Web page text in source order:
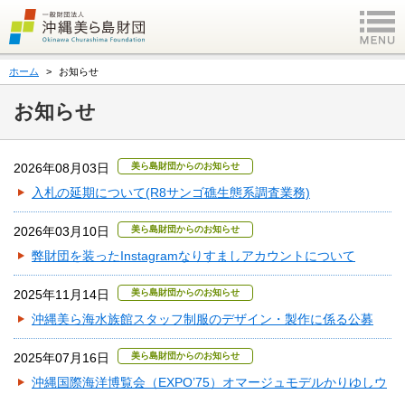
ホーム お知らせ
お知らせ
2026年08月03日 美ら島財団からのお知らせ
入札の延期について(R8サンゴ礁生態系調査業務)
2026年03月10日 美ら島財団からのお知らせ
弊財団を装ったInstagramなりすましアカウントについて
2025年11月14日 美ら島財団からのお知らせ
沖縄美ら海水族館スタッフ制服のデザイン・製作に係る公募
2025年07月16日 美ら島財団からのお知らせ
沖縄国際海洋博覧会（EXPO’75）オマージュモデルかりゆしウ